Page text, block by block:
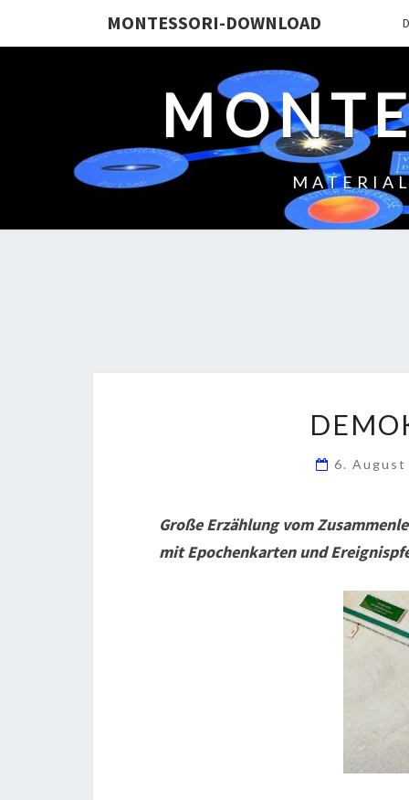
MONTESSORI-DOWNLOAD
6.
Große Erzählung vom
mit Epochenkarten und